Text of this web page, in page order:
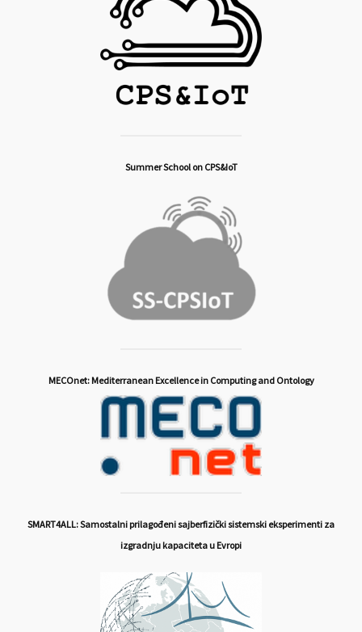
Summer School on CPS&IoT
MECOnet: Mediterranean Excellence in Computing and Ontology
SMART4ALL: Samostalni prilagođeni sajberfizički sistemski eksperimenti za
izgradnju kapaciteta u Evropi